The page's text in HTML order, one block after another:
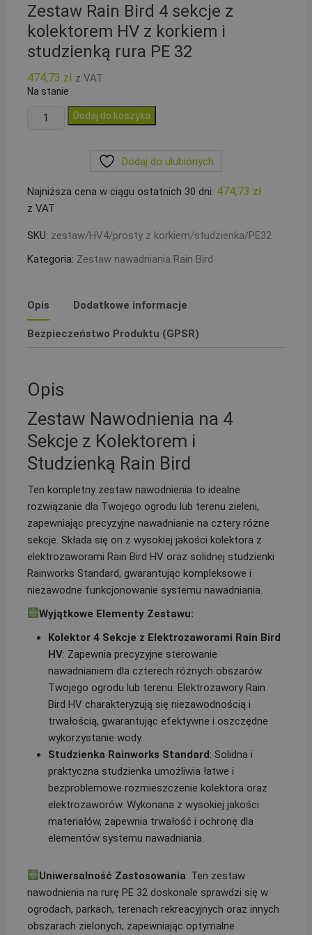
Zestaw Rain Bird 4 sekcje z
kolektorem HV z korkiem i
studzienką rura PE 32
474,73 zł z VAT
Na stanie
ilość
sekcje
z
kolektorem
z
studzienką
rura
PE
Dodaj do koszyka
Dodaj do ulubionych
Najniższa cena w ciągu ostatnich 30 dni: 474,73 zł
z VAT
SKU: zestaw/HV4/prosty z korkiem/studzienka/PE32
Kategoria: Zestaw nawadniania Rain Bird
Opis Dodatkowe informacje
Bezpieczeństwo Produktu (GPSR)
Opis
Zestaw Nawodnienia na 4
Sekcje z Kolektorem i
Studzienką Rain Bird
Ten kompletny zestaw nawodnienia to idealne
rozwiązanie dla Twojego ogrodu lub terenu zieleni,
zapewniając precyzyjne nawadnianie na cztery różne
sekcje. Składa się on z wysokiej jakości kolektora z
elektrozaworami Rain Bird HV oraz solidnej studzienki
Rainworks Standard, gwarantując kompleksowe i
niezawodne funkcjonowanie systemu nawadniania.
Wyjątkowe Elementy Zestawu:
Kolektor 4 Sekcje z Elektrozaworami Rain Bird
HV: Zapewnia precyzyjne sterowanie
nawadnianiem dla czterech różnych obszarów
Twojego ogrodu lub terenu. Elektrozawory Rain
Bird HV charakteryzują się niezawodnością i
trwałością, gwarantując efektywne i oszczędne
wykorzystanie wody.
Studzienka Rainworks Standard: Solidna i
praktyczna studzienka umożliwia łatwe i
bezproblemowe rozmieszczenie kolektora oraz
elektrozaworów. Wykonana z wysokiej jakości
materiałów, zapewnia trwałość i ochronę dla
elementów systemu nawadniania.
Uniwersalność Zastosowania: Ten zestaw
nawodnienia na rurę PE 32 doskonale sprawdzi się w
ogrodach, parkach, terenach rekreacyjnych oraz innych
obszarach zielonych, zapewniając optymalne